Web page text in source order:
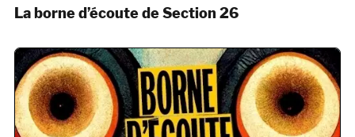
La borne d’écoute de Section 26